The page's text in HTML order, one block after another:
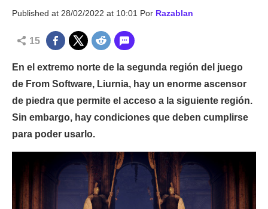
Published at 28/02/2022 at 10:01 Por Razablan
15
En el extremo norte de la segunda región del juego
de From Software, Liurnia, hay un enorme ascensor
de piedra que permite el acceso a la siguiente región.
Sin embargo, hay condiciones que deben cumplirse
para poder usarlo.